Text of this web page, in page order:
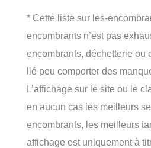
* Cette liste sur les-
encombrants n’est pas
encombrants, déchetterie ou
lié peu comporter des
L’affichage sur le site ou le
en aucun cas les meilleurs
encombrants, les meilleurs
affichage est uniquement à